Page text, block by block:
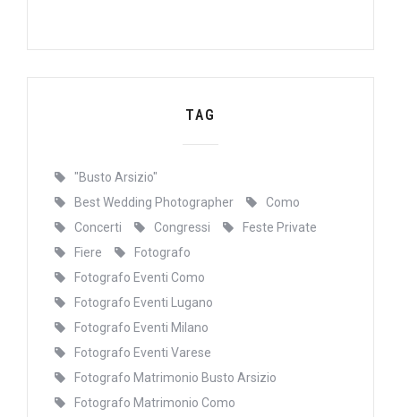
TAG
"Busto Arsizio"
Best Wedding Photographer
Como
Concerti
Congressi
Feste Private
Fiere
Fotografo
Fotografo Eventi Como
Fotografo Eventi Lugano
Fotografo Eventi Milano
Fotografo Eventi Varese
Fotografo Matrimonio Busto Arsizio
Fotografo Matrimonio Como